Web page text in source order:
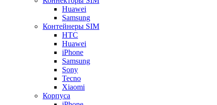
Huawei
Samsung
Контейнеры SIM
HTC
Huawei
iPhone
Samsung
Sony
Tecno
Xiaomi
Корпуса